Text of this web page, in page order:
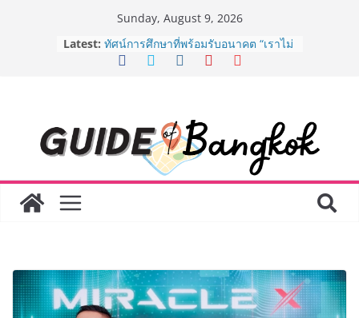
Sunday, August 9, 2026
Latest: Guangzhou Yinghao School เผยวิสัย
ทัศน์การศึกษาที่พร้อมรับอนาคต “เราไม่
8.8 “ซูเลียน” รวมพลังนักธุรกิจทั่ว
ประเทศ จัดประชุมใหญ่แห่งปี พบ CEO
“ดร.ปิยะวัฒน์” ถ่ายทอดวิสัยทัศน์ธุรกิจ
พร้อมฟรีคอนเสิร์ต “โชค รถแห่” ยกวง
AirAsia X SEE FAH พันธมิตรทางธุรกิจ
“BIO TRADE CONNECT 2026” ยก
ระดับผลิตภัณฑ์ท้องถิ่นสู่ตลาดเชิง
พาณิชย์อย่างยั่งยืน